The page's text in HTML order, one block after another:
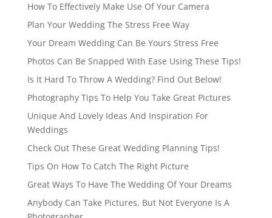
How To Effectively Make Use Of Your Camera
Plan Your Wedding The Stress Free Way
Your Dream Wedding Can Be Yours Stress Free
Photos Can Be Snapped With Ease Using These Tips!
Is It Hard To Throw A Wedding? Find Out Below!
Photography Tips To Help You Take Great Pictures
Unique And Lovely Ideas And Inspiration For
Weddings
Check Out These Great Wedding Planning Tips!
Tips On How To Catch The Right Picture
Great Ways To Have The Wedding Of Your Dreams
Anybody Can Take Pictures, But Not Everyone Is A